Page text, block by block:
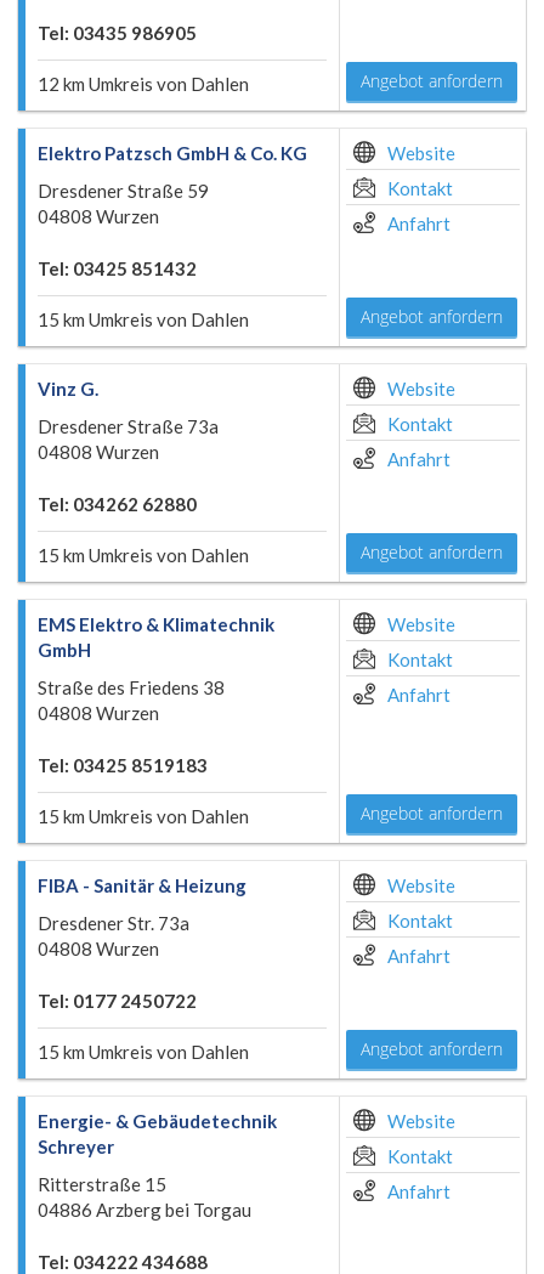
Tel: 03435 986905
12 km Umkreis von Dahlen Angebot anfordern
Elektro Patzsch GmbH & Co. KG
Dresdener Straße 59
04808 Wurzen
Tel: 03425 851432
15 km Umkreis von Dahlen
Website
Kontakt
Anfahrt
Angebot anfordern
Vinz G.
Dresdener Straße 73a
04808 Wurzen
Tel: 034262 62880
15 km Umkreis von Dahlen
Website
Kontakt
Anfahrt
Angebot anfordern
EMS Elektro & Klimatechnik
GmbH
Straße des Friedens 38
04808 Wurzen
Tel: 03425 8519183
15 km Umkreis von Dahlen
Website
Kontakt
Anfahrt
Angebot anfordern
FIBA - Sanitär & Heizung
Dresdener Str. 73a
04808 Wurzen
Tel: 0177 2450722
15 km Umkreis von Dahlen
Website
Kontakt
Anfahrt
Angebot anfordern
Energie- & Gebäudetechnik
Schreyer
Ritterstraße 15
04886 Arzberg bei Torgau
Tel: 034222 434688
Website
Kontakt
Anfahrt